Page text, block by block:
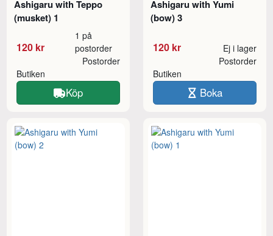
Ashigaru with Teppo
(musket) 1
120 kr
1 på
postorder
Butiken
Postorder
Köp
Ashigaru with Yumi
(bow) 3
120 kr Ej i lager
Butiken
Postorder
Boka